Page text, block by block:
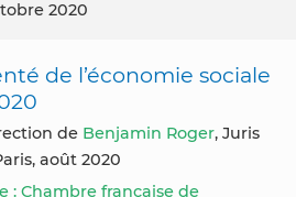
2020
de l’économie sociale
de Benjamin Roger, Juris
août 2020
: Chambre française de